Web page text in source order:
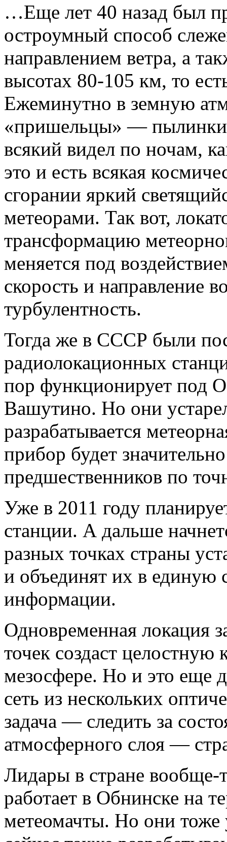
…Еще лет 40 назад был
остроумный способ
направлением ветра, а
высотах 80-105 км, то
Ежеминутно в земную
«пришельцы» —
всякий видел по ночам,
это и есть всякая
сгорании яркий
метеорами. Так вот,
трансформацию
меняется под
скорость и направление
турбулентность.
Тогда же в СССР были
радиолокационных
пор функционирует под
Вашутино. Но они
разрабатывается
прибор будет
предшественников по
Уже в 2011 году
станции. А дальше
разных точках страны
и объединят их в единую
информации.
Одновременная локация
точек создаст целостную
мезосфере. Но и это еще
сеть из нескольких
задача — следить за
атмосферного слоя —
Лидары в стране вообще-
работает в Обнинске на
метеомачты. Но они тоже